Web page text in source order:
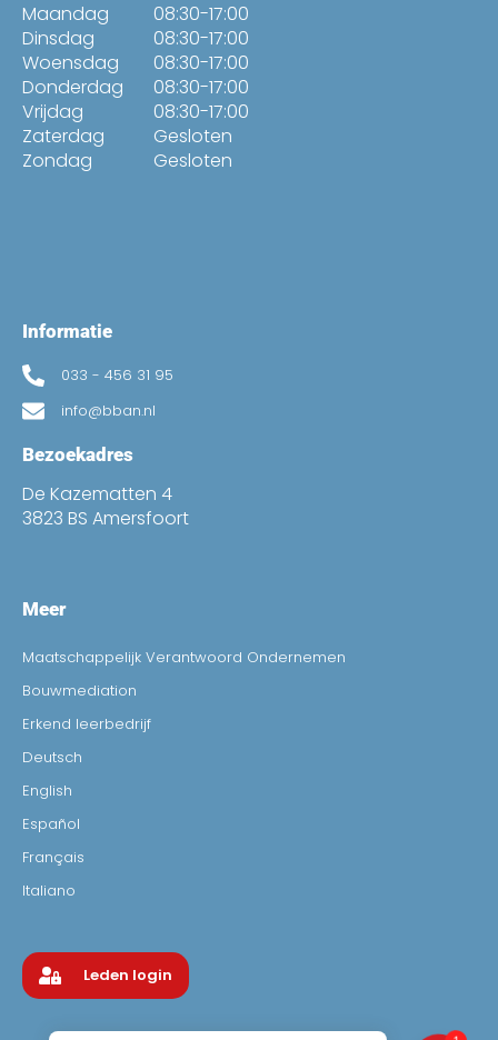
Maandag
Dinsdag
Woensdag
Donderdag
Vrijdag
Zaterdag
Zondag
08:30-17:00
08:30-17:00
08:30-17:00
08:30-17:00
08:30-17:00
Gesloten
Gesloten
Informatie
033 - 456 31 95
info@bban.nl
Bezoekadres
De Kazematten 4
3823 BS Amersfoort
Meer
Maatschappelijk Verantwoord Ondernemen
Bouwmediation
Erkend leerbedrijf
Deutsch
English
Español
Français
Italiano
Leden login